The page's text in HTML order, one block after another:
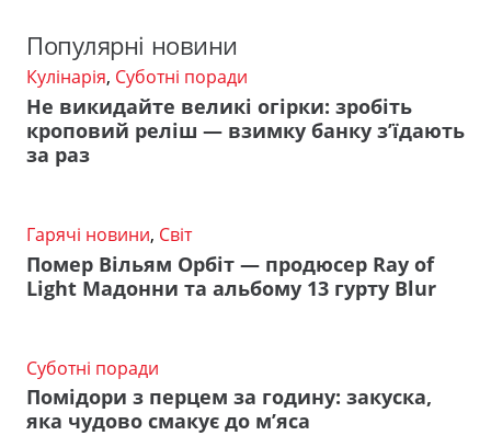
Популярні новини
Кулінарія, Суботні поради
Не викидайте великі огірки: зробіть
кроповий реліш — взимку банку з’їдають
за раз
Гарячі новини, Світ
Помер Вільям Орбіт — продюсер Ray of
Light Мадонни та альбому 13 гурту Blur
Суботні поради
Помідори з перцем за годину: закуска,
яка чудово смакує до м’яса